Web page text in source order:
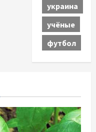
украина
учёные
футбол